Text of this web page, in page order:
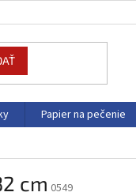
Papier na pečenie
cm 0549